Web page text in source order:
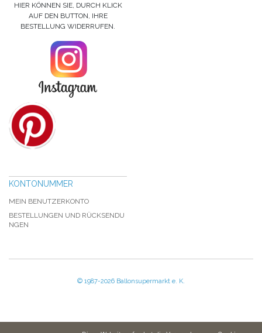
HIER KÖNNEN SIE, DURCH KLICK
AUF DEN BUTTON, IHRE
BESTELLUNG WIDERRUFEN.
KONTONUMMER
MEIN BENUTZERKONTO
BESTELLUNGEN UND RÜCKSENDU
NGEN
© 1987-2026 Ballonsupermarkt e. K.